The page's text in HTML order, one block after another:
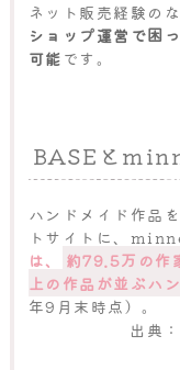
ネット販売経験の
ショップ運営で困
可能 です。
BASEと
ハンドメイド作品
トサイトに、
は、
約79.5万の作
上の作品が並ぶハ
年9月末時点）。
出典：